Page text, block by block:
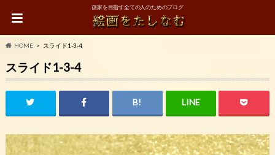
画家を目指す全ての人のためのブログ
HOME スライド1-3-4
スライド1-3-4